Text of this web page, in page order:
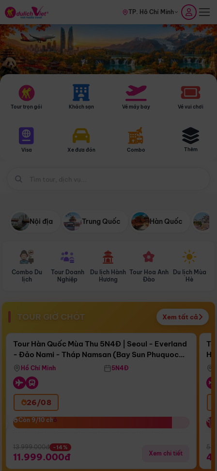
TP. Hồ Chí Minh
Tour trọn gói Khách sạn Vé máy bay Vé vui chơi
Visa Xe đưa đón Combo Thêm
Nội địa Trung Quốc Hàn Quốc
Combo Du
lịch
Tour Doanh
Nghiệp
Du lịch Hành
Hương
Tour Hoa Anh
Đào
Du lịch Mùa
Hè
TOUR GIỜ CHÓT Xem tất cả
Còn17 ngày 02:40:09
Bay Sun Phuquoc Airways
Điểm nổi bật
Tour Hàn Quốc Mùa Thu 5N4Đ | Seoul - Everland
- Đảo Nami - Tháp Namsan (Bay Sun Phuquoc
Airways)
Hồ Chí Minh 5N4Đ
26/08
Còn 9/10 chỗ
Còn 9/10 chỗ
13.999.000đ -14%
11.999.000đ Xem chi tiết